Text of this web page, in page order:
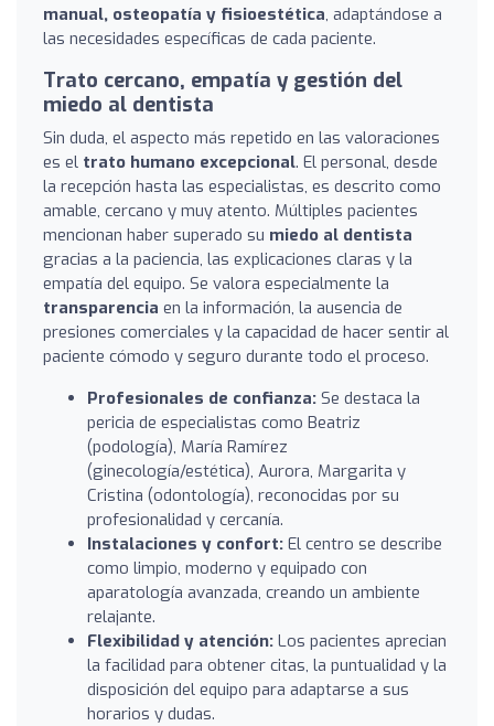
manual, osteopatía y fisioestética, adaptándose a
las necesidades específicas de cada paciente.
Trato cercano, empatía y gestión del
miedo al dentista
Sin duda, el aspecto más repetido en las valoraciones
es el trato humano excepcional. El personal, desde
la recepción hasta las especialistas, es descrito como
amable, cercano y muy atento. Múltiples pacientes
mencionan haber superado su miedo al dentista
gracias a la paciencia, las explicaciones claras y la
empatía del equipo. Se valora especialmente la
transparencia en la información, la ausencia de
presiones comerciales y la capacidad de hacer sentir al
paciente cómodo y seguro durante todo el proceso.
Profesionales de confianza: Se destaca la
pericia de especialistas como Beatriz
(podología), María Ramírez
(ginecología/estética), Aurora, Margarita y
Cristina (odontología), reconocidas por su
profesionalidad y cercanía.
Instalaciones y confort: El centro se describe
como limpio, moderno y equipado con
aparatología avanzada, creando un ambiente
relajante.
Flexibilidad y atención: Los pacientes aprecian
la facilidad para obtener citas, la puntualidad y la
disposición del equipo para adaptarse a sus
horarios y dudas.